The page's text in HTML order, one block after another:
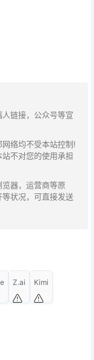
链接，公众号等宣
络均不受本站控制!
不对您的使用承担
器，运营商等原
状况，可直接发送
Z.ai Kimi